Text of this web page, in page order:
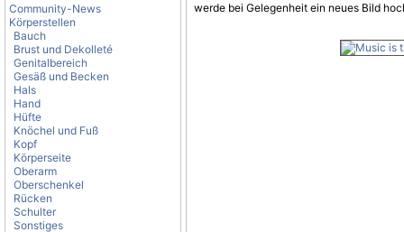
Community-News
Körperstellen
Bauch
Brust und Dekolleté
Genitalbereich
Gesäß und Becken
Hals
Hand
Hüfte
Knöchel und Fuß
Kopf
Körperseite
Oberarm
Oberschenkel
Rücken
Schulter
Sonstiges
werde bei Gelegenheit ein neues Bild